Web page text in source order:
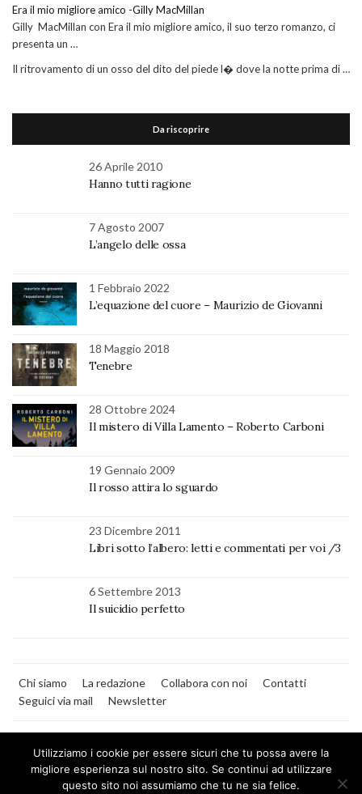
Era il mio migliore amico -Gilly MacMillan
Gilly MacMillan con Era il mio migliore amico, il suo terzo romanzo, ci
presenta un …
Il ritrovamento di un osso del dito del piede l� dove la notte prima di …
Da riscoprire
26 Aprile 2010
Hanno tutti ragione
7 Agosto 2007
L’angelo delle ossa
1 Febbraio 2022
L’equazione del cuore – Maurizio de Giovanni
18 Maggio 2018
Tenebre
28 Ottobre 2024
Il mistero di Villa Lamento – Roberto Carboni
19 Gennaio 2009
Il rosso attira lo sguardo
23 Dicembre 2011
Libri sotto l’albero: letti e commentati per voi /3
6 Settembre 2013
Il suicidio perfetto
Chi siamo La redazione Collabora con noi
Contatti
Seguici via mail
Newsletter
Utilizziamo i cookie per essere sicuri che tu possa avere la
migliore esperienza sul nostro sito. Se continui ad utilizzare
questo sito noi assumiamo che tu ne sia felice.